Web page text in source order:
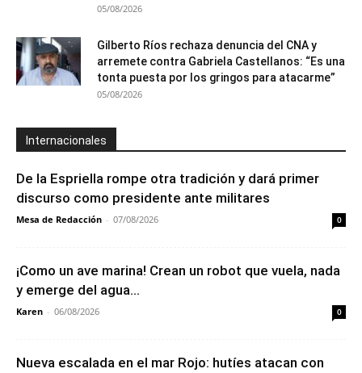
05/08/2026
Gilberto Ríos rechaza denuncia del CNA y
arremete contra Gabriela Castellanos: “Es una
tonta puesta por los gringos para atacarme”
05/08/2026
Internacionales
De la Espriella rompe otra tradición y dará primer
discurso como presidente ante militares
Mesa de Redacción - 07/08/2026 0
¡Como un ave marina! Crean un robot que vuela, nada
y emerge del agua...
Karen - 06/08/2026 0
Nueva escalada en el mar Rojo: hutíes atacan con